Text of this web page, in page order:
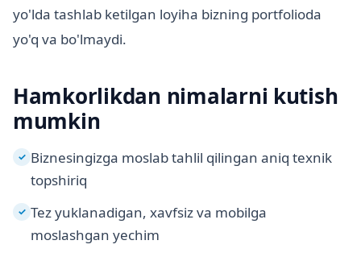
yo'lda tashlab ketilgan loyiha bizning portfolioda
yo'q va bo'lmaydi.
Hamkorlikdan nimalarni kutish
mumkin
✓ Biznesingizga moslab tahlil qilingan aniq texnik
topshiriq
✓ Tez yuklanadigan, xavfsiz va mobilga
moslashgan yechim